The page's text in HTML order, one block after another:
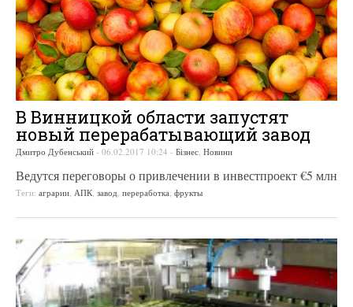
В Винницкой области запустят
новый перерабатывающий завод
Дмитро Дубенський - 06.02.2017 10:24 - Бізнес Новини
Ведутся переговоры о привлечении в инвестпроект €5 млн
Теги: аграрии АПК завод переработка фрукты